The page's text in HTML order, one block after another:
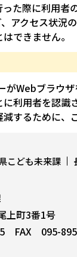
た際に利用
アクセス状況
できません。
Webブラウ
利用者を認
するために、
こども未来課
上町3番1号
FAX 095-